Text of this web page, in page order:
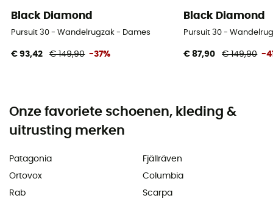
Black Diamond
Pursuit 30 - Wandelrugzak - Dames
€ 93,42 € 149,90 -37%
Black Diamond
Pursuit 30 -
€ 87,90 € 149,90 -
Onze favoriete schoenen, kleding &
uitrusting merken
Patagonia
Ortovox
Rab
Fjällräven
Columbia
Scarpa